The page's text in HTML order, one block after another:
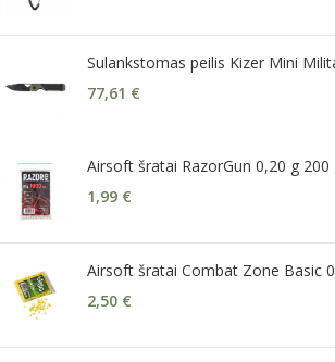
Sulankstomas peilis Kizer Mini
77,61 €
Airsoft šratai RazorGun 0,20 g 200
1,99 €
Airsoft šratai Combat Zone Basic
2,50 €